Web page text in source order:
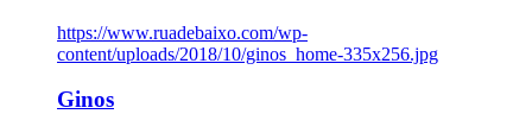
https://www.ruadebaixo.com/wp-
content/uploads/2018/10/ginos_home-335x256.jpg
Ginos